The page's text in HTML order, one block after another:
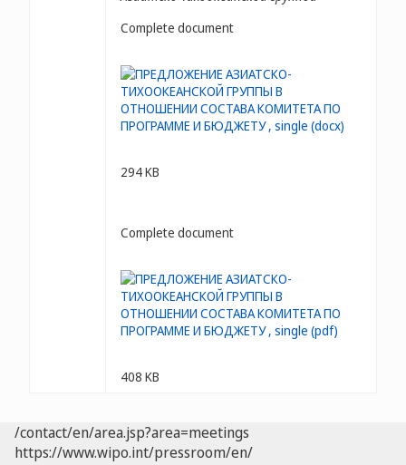
Complete document
294 KB
Complete document
408 KB
/contact/en/area.jsp?area=meetings
https://www.wipo.int/pressroom/en/